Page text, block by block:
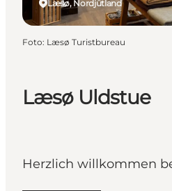
Læsø Uldstue
Herzlich willkommen
Læsø, Nordjütland
Foto: Læsø Turistbureau